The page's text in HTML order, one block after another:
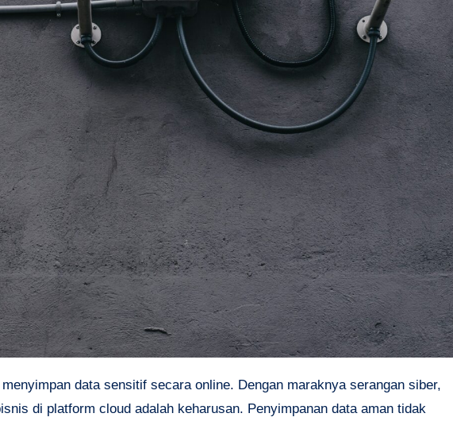
data sensitif secara online. Dengan maraknya serangan siber,
di platform cloud adalah keharusan. Penyimpanan data aman tidak